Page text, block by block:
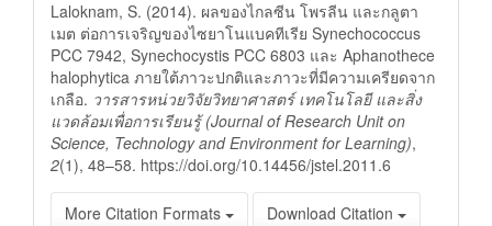
Laloknam, S. (2014). ผลของไกลซีน โพรลีน และกลูตา
เมต ต่อการเจริญของไซยาโนแบคทีเรีย Synechococcus
PCC 7942, Synechocystis PCC 6803 และ Aphanothece
halophytica ภายใต้ภาวะปกติและภาวะที่มีความเครียดจาก
เกลือ. วารสารหน่วยวิจัยวิทยาศาสตร์ เทคโนโลยี และสิ่ง
แวดล้อมเพื่อการเรียนรู้ (Journal of Research Unit on
Science, Technology and Environment for Learning),
2(1), 48–58. https://doi.org/10.14456/jstel.2011.6
More Citation Formats Download Citation